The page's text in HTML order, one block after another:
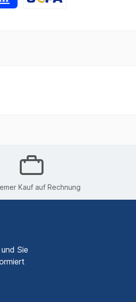
Kauf auf Rechnung
Sie